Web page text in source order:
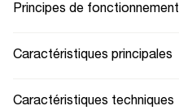
Principes de fonctionnement
Caractéristiques principales
Caractéristiques techniques